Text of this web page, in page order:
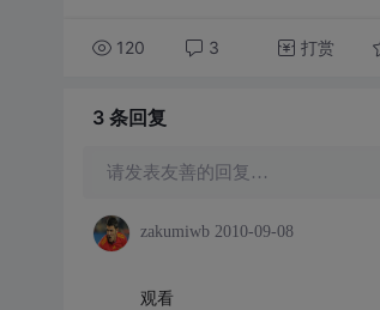
120 3 打赏
3 条回复
请发表友善的回复…
zakumiwb 2010-09-08
观看